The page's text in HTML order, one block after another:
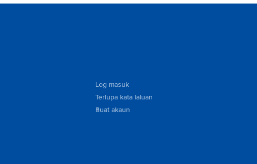
Log masuk
Terlupa kata laluan
Buat akaun